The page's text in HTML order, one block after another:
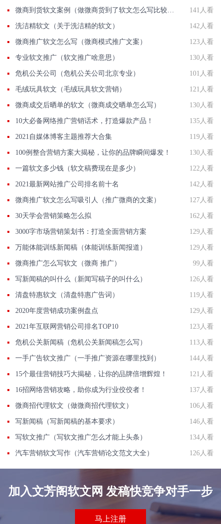
141人看
洗洁精软文（关于洗洁精的软文） 142人看
微商推广软文怎么写（微商模式推广文案） 123人看
专业软文推广（软文推广啥意思） 130人看
危机公关公司（危机公关公司北京专业） 101人看
毛绒玩具软文（毛绒玩具软文营销） 121人看
微商成交后晒单的软文（微商成交晒单怎么写） 130人看
10大必备网络推广营销话术，打造爆款产品！ 135人看
2021自媒体博客主题推荐大合集 119人看
100例整合营销方案大揭秘，让你的品牌瞬间爆发！ 130人看
一篇软文多少钱（软文稿费现在是多少） 122人看
2021最新网站推广公司排名前十名 142人看
微商推广软文怎么写吸引人（推广微商的文案） 127人看
30天学会营销策略怎么拟 162人看
3000字市场营销策划书：打造全面营销方案 129人看
万能体能训练新闻稿（体能训练新闻报道） 129人看
微商推广怎么写软文（微商 推广） 99人看
写新闻稿的叫什么（新闻写稿子的叫什么） 126人看
清盘特惠软文（清盘特惠广告词） 119人看
2020年度营销成功案例盘点 129人看
2021年互联网营销公司排名TOP10 123人看
危机公关新闻稿（危机公关新闻稿怎么写） 113人看
一手广告软文推广（一手推广资源在哪里找到） 144人看
15个最佳营销技巧大揭秘，让你的品牌倍增辉煌！ 121人看
16招网络营销攻略，助你成为行业佼佼者！ 137人看
微商招代理软文（做微商招代理软文） 106人看
写新闻稿（写新闻稿的基本要求） 146人看
写软文推广（写软文推广怎么才能上头条） 134人看
汽车营销软文写作（汽车营销论文范文大全） 126人看
加入文芳阁软文网 发稿快竞争对手一步
马上注册